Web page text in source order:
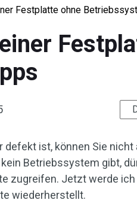
Festplatte ohne
ist, können Sie nicht
Betriebssystem gibt,
zugreifen. Jetzt werde ich
wiederherstellt.